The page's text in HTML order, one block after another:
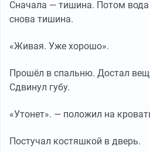
Сначала — тишина. Потом
снова тишина.
«Живая. Уже хорошо».
Прошёл в спальню. Достал
Сдвинул губу.
«Утонет». — положил на
Постучал костяшкой в дверь.